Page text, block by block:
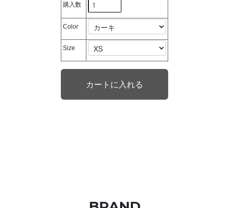
購入数
Color
Size